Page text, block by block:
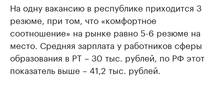
На одну вакансию в республике приходится 3
резюме, при том, что «комфортное
соотношение» на рынке равно 5-6 резюме на
место. Средняя зарплата у работников сферы
образования в РТ – 30 тыс. рублей, по РФ этот
показатель выше – 41,2 тыс. рублей.